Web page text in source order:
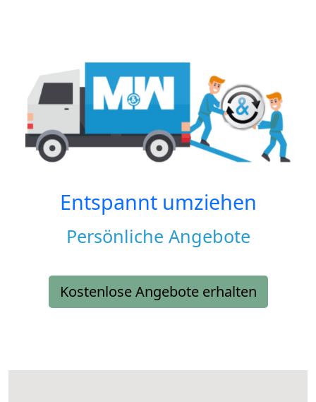
Entspannt umziehen
Persönliche Angebote
Kostenlose Angebote erhalten